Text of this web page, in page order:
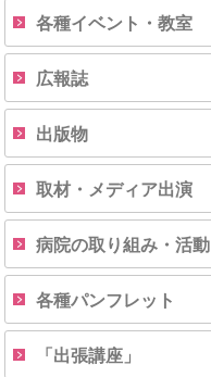
各種イベント・教室
広報誌
出版物
取材・メディア出演
病院の取り組み・活動
各種パンフレット
「出張講座」